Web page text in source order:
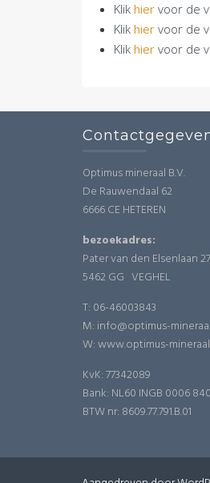
Klik hier voor de
Klik hier voor de
Klik hier voor de
Optimus mineraal B.V.
De Rauwendaal 62
6666 CE HETEREN
bezoekadres:
Pater van den Elsenlaan 27
5462 GG VEGHEL
T: 06-46003843
M: info@optimus-
W: www.optimus-
KvK: 77342089
Bank: NL60 INGB 0006
BTW nr: 8609.77.791.B.01